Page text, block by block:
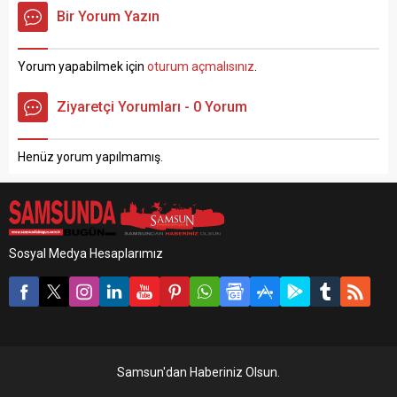
Şube, İstihbarat Şube ve 19
Mayıs İlçe Jandarma
ve uyarıcı madde ile
mücadele kapsamında
yapılan çalışmalar
neticesinde; Samsun ili 19
A.K. (43) isimli...
vatandaşlar kötü kokular
gelen polis ekipleri ahşap
yerine gelen cinayet...
Bir Yorum Yazın
Yorum yapabilmek için oturum açmalısınız
Ziyaretçi Yorumları - 0 Yorum
Henüz yorum yapılmamış.
Sosyal Medya Hesaplarımız
Samsun'dan Haberiniz Olsun.